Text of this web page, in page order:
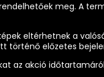
meg. A
eltérhetnek a
történő előzetes
az akció